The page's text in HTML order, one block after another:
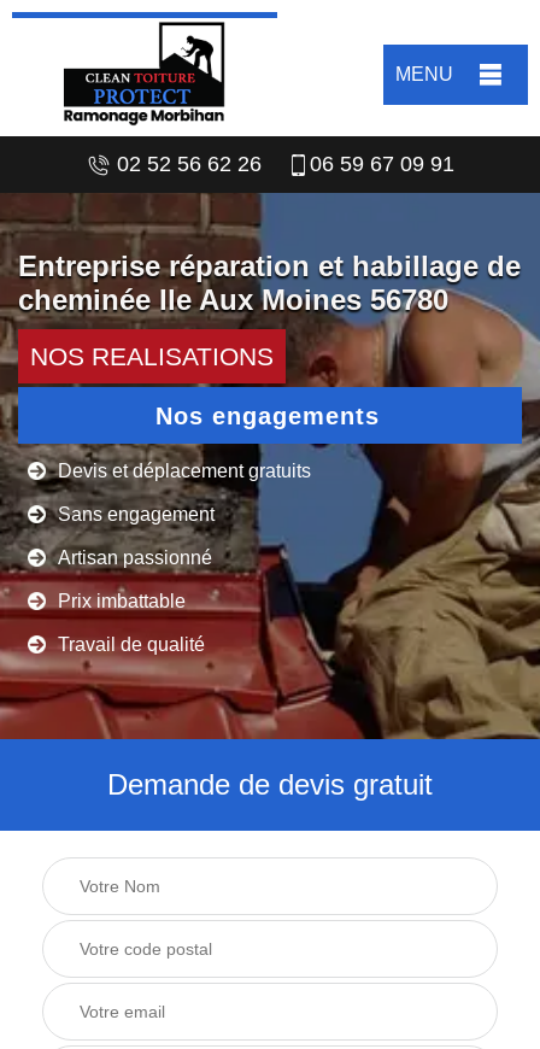
MENU
02 52 56 62 26 06 59 67 09 91
Entreprise réparation et habillage de
cheminée Ile Aux Moines 56780
NOS REALISATIONS
Nos engagements
Devis et déplacement gratuits
Sans engagement
Artisan passionné
Prix imbattable
Travail de qualité
Demande de devis gratuit